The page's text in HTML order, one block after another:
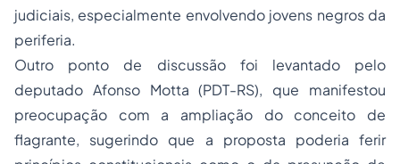
judiciais, especialmente envolvendo jovens negros da
periferia.
Outro ponto de discussão foi levantado pelo
deputado Afonso Motta (PDT-RS), que manifestou
preocupação com a ampliação do conceito de
flagrante, sugerindo que a proposta poderia ferir